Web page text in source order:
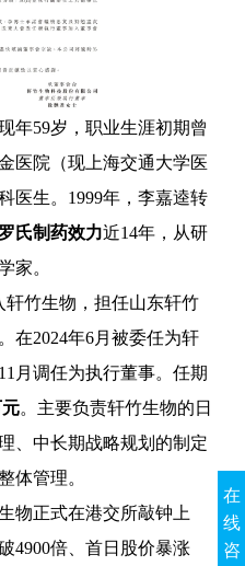
年59岁，职业生涯初期曾
医院（现上海交通大学医
医生。1999年，李嘉逵转
罗氏制药效力近14年，从研
家。
轩竹生物，担任山东轩竹
在2024年6月被委任为轩
月调任为执行董事。任期
元。主要负责轩竹生物的日
、中长期战略规划的制定
体管理。
物正式在港交所敲钟上
4900倍、首日股价暴涨
在
线
咨